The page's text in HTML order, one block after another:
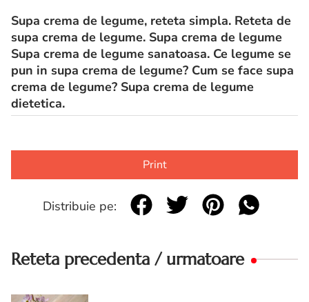
Supa crema de legume, reteta simpla. Reteta de
supa crema de legume. Supa crema de legume
Supa crema de legume sanatoasa. Ce legume se
pun in supa crema de legume? Cum se face supa
crema de legume? Supa crema de legume
dietetica.
Print
Distribuie pe:
Reteta precedenta / urmatoare